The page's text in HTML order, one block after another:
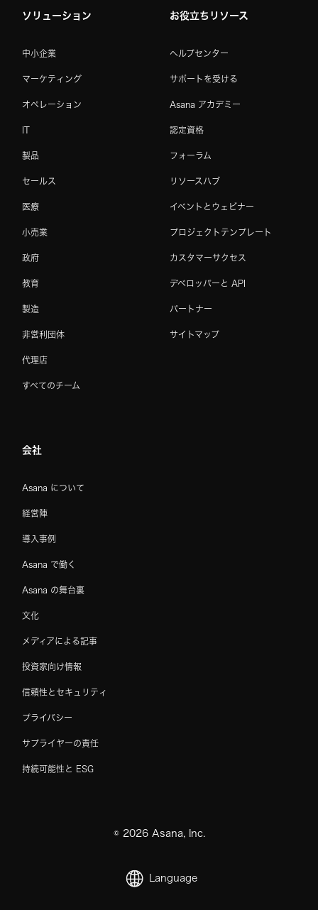
ソリューション
中小企業
マーケティング
オペレーション
IT
製品
セールス
医療
小売業
政府
教育
製造
非営利団体
代理店
すべてのチーム
お役立ちリソース
ヘルプセンター
サポートを受ける
Asana アカデミー
認定資格
フォーラム
リソースハブ
イベントとウェビナー
プロジェクトテンプレート
カスタマーサクセス
デベロッパーと API
パートナー
サイトマップ
会社
Asana について
経営陣
導入事例
Asana で働く
Asana の舞台裏
文化
メディアによる記事
投資家向け情報
信頼性とセキュリティ
プライバシー
サプライヤーの責任
持続可能性と ESG
© 2026Asana, Inc.
Language